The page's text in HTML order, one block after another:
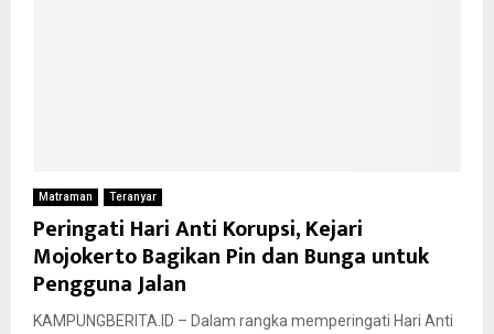
Matraman Teranyar
Peringati Hari Anti Korupsi, Kejari
Mojokerto Bagikan Pin dan Bunga untuk
Pengguna Jalan
KAMPUNGBERITA.ID – Dalam rangka memperingati Hari Anti